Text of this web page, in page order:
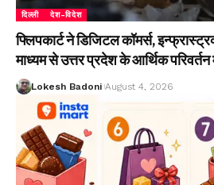
दिल्ली देश-विदेश
फ्लिपकार्ट ने डिजिटल कॉमर्स,
माध्यम से उत्तर प्रदेश के आर्थिक परिवर्तन
Lokesh Badoni August 4, 2026